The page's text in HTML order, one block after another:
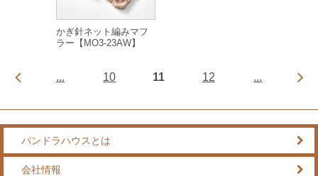
かぎ針ネット編みマフ
ラー【MO3-23AW】
... 10 11 12 ...
パンドラハウスとは
会社情報